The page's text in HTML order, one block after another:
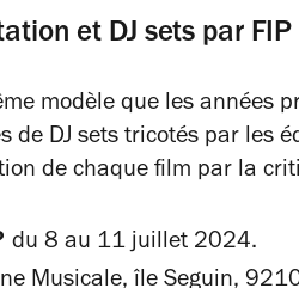
et DJ sets par FIP
modèle que les années
de DJ sets tricotés par les
de chaque film par la
du 8 au 11 juillet 2024.
Musicale, île Seguin,